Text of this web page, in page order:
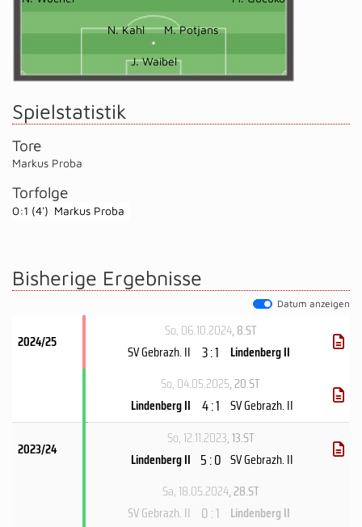
N. Kahl M. Potjans
J. Waibel
Spielstatistik
Tore
Markus Proba
Torfolge
0:1 (4') Markus Proba
Bisherige Ergebnisse
Datum anzeigen
2024/25
So, 06.10.2024, 8.ST
SV Gebrazh. II 3 : 1
Lindenberg II
So, 04.05.2025, 20.ST
Lindenberg II 4 : 1 SV Gebrazh. II
2023/24
So, 12.11.2023, 13.ST
Lindenberg II 5 : 0 SV Gebrazh. II
Sa, 18.05.2024, 28.ST
SV Gebrazh. II 0 : 1 Lindenberg II